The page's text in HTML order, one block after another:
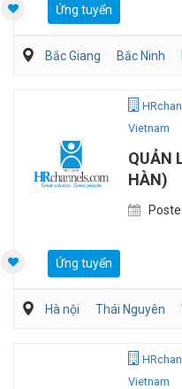
Ứng tuyển
Bắc Giang Bắc Ninh
Vietnam
QUẢN
HÀN)
Ứng tuyển
Hà nội Thái Nguyên
Vietnam